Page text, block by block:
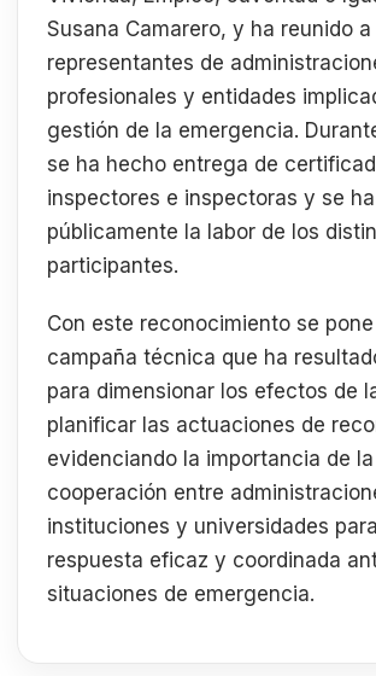
Susana Camarero, y ha reunido a
representantes de
profesionales y entidades
gestión de la emergencia.
se ha hecho entrega de
inspectores e inspectoras y se
públicamente la labor de los
participantes.
Con este reconocimiento se
campaña técnica que ha
para dimensionar los efectos de
planificar las actuaciones de
evidenciando la importancia de la
cooperación entre
instituciones y universidades
respuesta eficaz y coordinada
situaciones de emergencia.